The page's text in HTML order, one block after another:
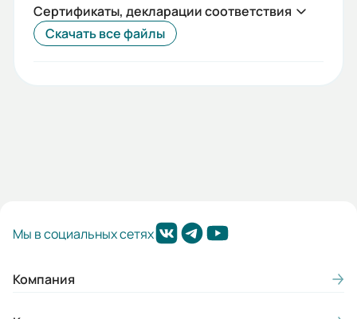
Сертификаты, декларации соответствия
Скачать все файлы
Мы в социальных сетях
Компания